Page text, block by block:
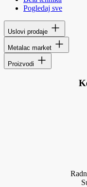
Pogledaj sve
Uslovi prodaje
Metalac market
Proizvodi